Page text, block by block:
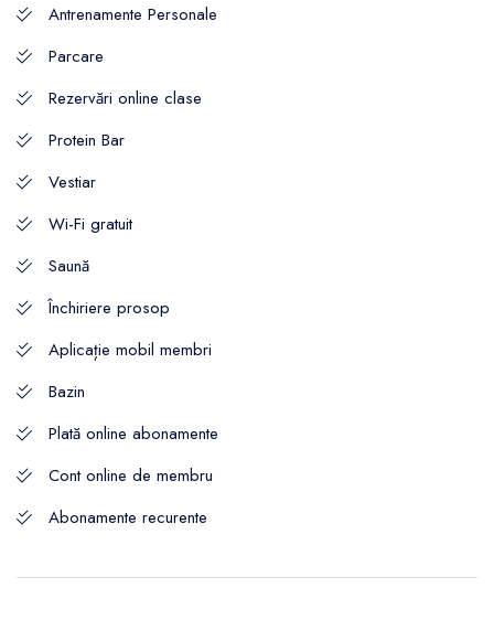
Antrenamente Personale
Parcare
Rezervări online clase
Protein Bar
Vestiar
Wi-Fi gratuit
Saună
Închiriere prosop
Aplicație mobil membri
Bazin
Plată online abonamente
Cont online de membru
Abonamente recurente